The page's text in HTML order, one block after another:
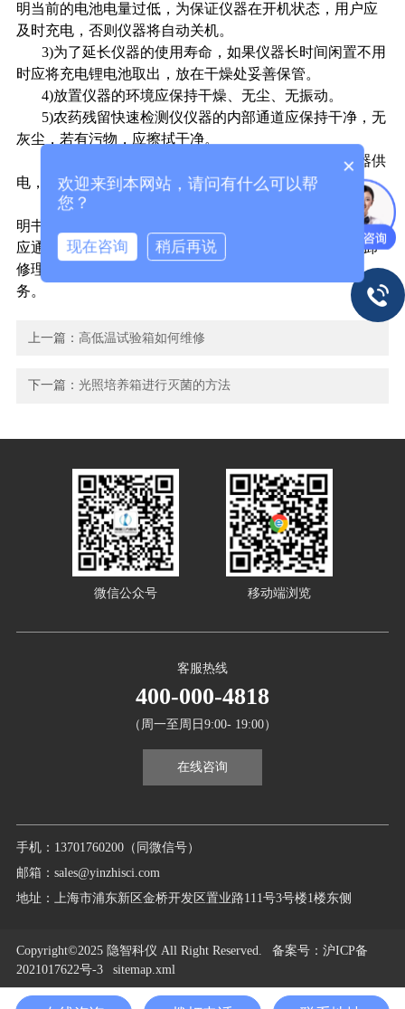
明当前的电池电量过低，为保证仪器在开机状态，用户应
及时充电，否则仪器将自动关机。
3)为了延长仪器的使用寿命，如果仪器长时间闲置不用
时应将充电锂电池取出，放在干燥处妥善保管。
4)放置仪器的环境应保持干燥、无尘、无振动。
5)农药残留快速检测仪仪器的内部通道应保持干净，无
灰尘，若有污物，应擦拭干净。
6)仪器不用时应关机，仪器关机后，如果电源适配器供
电，则电源指示符亮，若闪烁则表示锂电池正在充电。
7)仪器使用前必须先仔细阅读仪器使用说明书，根据说
明书上的操作步骤进行操作。如果仪器出现异常现象时，
应通知销售商或送到指定维修点维修。用户不得自行拆卸
修理，否则将影响销售商按照仪器维修条款提供优质服
务。
上一篇： 高低温试验箱如何维修
下一篇：光照培养箱进行灭菌的方法
手机：13701760200（同微信号）
邮箱：sales@yinzhisci.com
地址：上海市浦东新区金桥开发区置业路111号3号楼1楼东侧
客服热线
400-000-4818
（周一至周日9:00- 19:00）
在线咨询
微信公众号 移动端浏览
Copyright©2025 隐智科仪 All Right Reserved. 备案号：沪ICP备
2021017622号-3
sitemap.xml
×
欢迎来到本网站，请问有什么可以帮
您？
现在咨询 稍后再说